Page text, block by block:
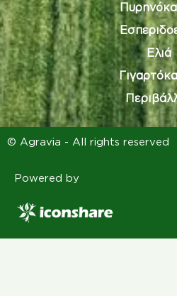
Ελιά
© Agravia - All rights reserved
Powered by